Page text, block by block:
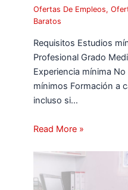
Ofertas De Empleos,
Baratos
Requisitos Estudios
Profesional Grado
Experiencia mínima
mínimos Formación a
incluso si…
Read More »